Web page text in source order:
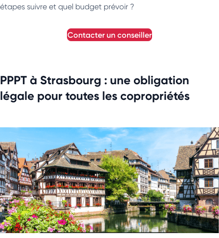
étapes suivre et quel budget prévoir ?
contacter un conseiller
PPPT à Strasbourg : une obligation
légale pour toutes les copropriétés